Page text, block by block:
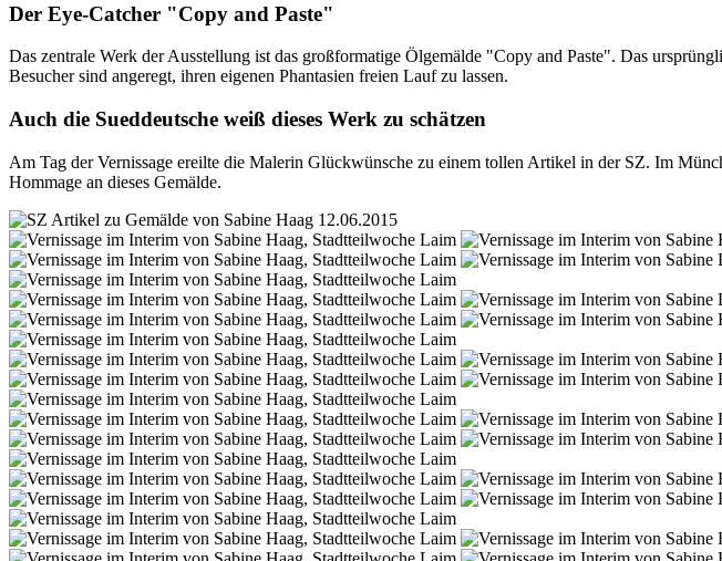
Der Eye-Catcher "Copy and Paste"
Das zentrale Werk der Ausstellung ist das großformatige Ölgemälde "Copy and Paste". Das
Besucher sind angeregt, ihren eigenen Phantasien freien Lauf zu lassen.
Auch die Sueddeutsche weiß dieses Werk zu schätzen
Am Tag der Vernissage ereilte die Malerin Glückwünsche zu einem tollen Artikel in der SZ. Im
Hommage an dieses Gemälde.